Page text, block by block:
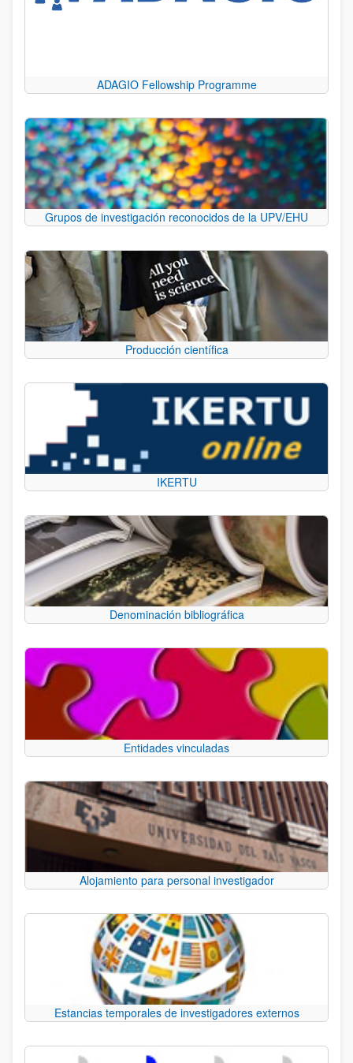
ADAGIO Fellowship Programme
Grupos de investigación reconocidos de la UPV/EHU
Producción científica
IKERTU
Denominación bibliográfica
Entidades vinculadas
Alojamiento para personal investigador
Estancias temporales de investigadores externos